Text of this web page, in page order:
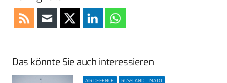
Das könnte Sie auch interessieren
AIR DEFENCE
RUSSLAND – NATO